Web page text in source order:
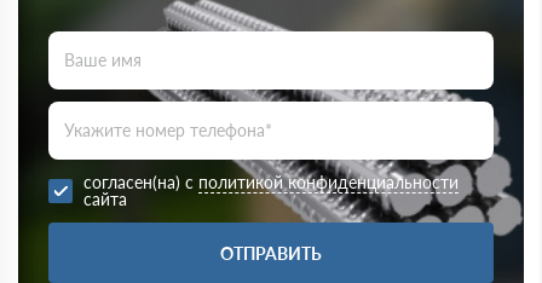
согласен(на) с политикой конфиденциальности
сайта
ОТПРАВИТЬ